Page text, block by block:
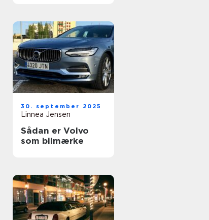
30. september 2025
Linnea Jensen
Sådan er Volvo
som bilmærke